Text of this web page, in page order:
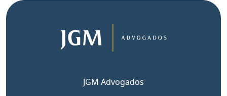
JGM Advogados